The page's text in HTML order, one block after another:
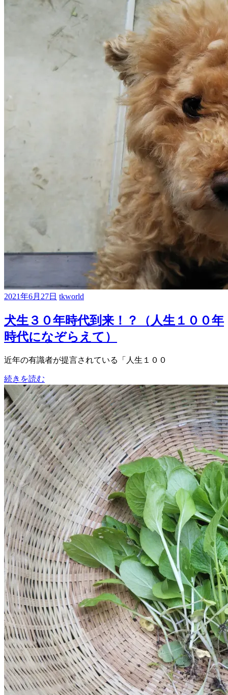
2021年6月27日 tkworld
犬生３０年時代到来！？（人生１００年
時代になぞらえて）
近年の有識者が提言されている「人生１００
続きを読む